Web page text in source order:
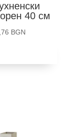
40 см
BGN